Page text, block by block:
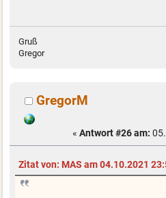
Gruß
Gregor
GregorM
« Antwort #26 am:
Zitat von: MAS am 04.10.2021